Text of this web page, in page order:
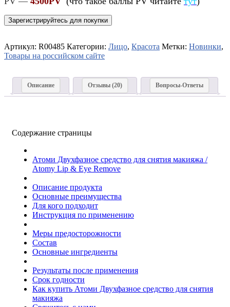
Зарегистрируйтесь для покупки
Артикул: R00485 Категории: Лицо, Красота Метки: Новинки,
Товары на российском сайте
Описание Отзывы (20) Вопросы-Ответы
Содержание страницы
Атоми Двухфазное средство для снятия макияжа /
Atomy Lip & Eye Remove
Описание продукта
Основные преимущества
Для кого подходит
Инструкция по применению
Меры предосторожности
Состав
Основные ингредиенты
Результаты после применения
Срок годности
Как купить Атоми Двухфазное средство для снятия
макияжа